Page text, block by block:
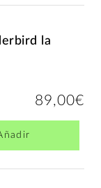
la
89,00€